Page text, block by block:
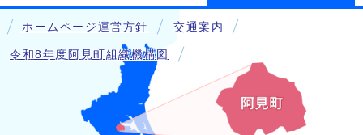
ホームページ運営方針 交通案内
令和8年度阿見町組織機構図